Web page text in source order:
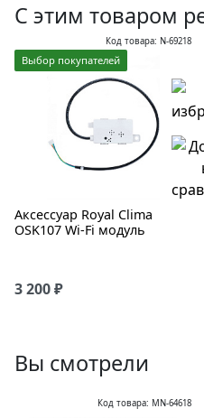
С этим товаром
Код товара: N-69218
Выбор покупателей
Аксессуар Royal Clima
OSK107 Wi-Fi модуль
3 200 ₽
Вы смотрели
Код товара: MN-64618